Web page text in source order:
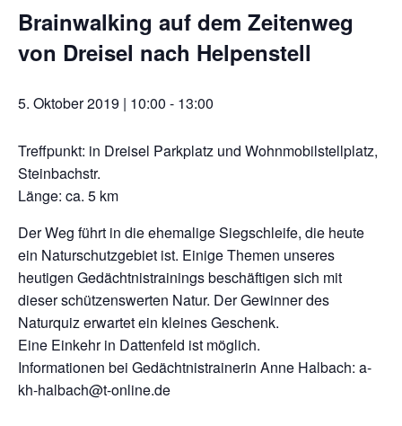
Brainwalking auf dem Zeitenweg
von Dreisel nach Helpenstell
5. Oktober 2019 | 10:00 - 13:00
Treffpunkt: in Dreisel Parkplatz und Wohnmobilstellplatz,
Steinbachstr.
Länge: ca. 5 km
Der Weg führt in die ehemalige Siegschleife, die heute
ein Naturschutzgebiet ist. Einige Themen unseres
heutigen Gedächtnistrainings beschäftigen sich mit
dieser schützenswerten Natur. Der Gewinner des
Naturquiz erwartet ein kleines Geschenk.
Eine Einkehr in Dattenfeld ist möglich.
Informationen bei Gedächtnistrainerin Anne Halbach: a-
kh-halbach@t-online.de